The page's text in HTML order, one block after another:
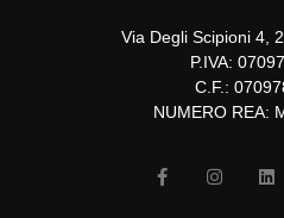
Via Degli Scipioni 4,
P.IVA:
C.F.:
NUMERO REA:
a
c
n
s
i
n